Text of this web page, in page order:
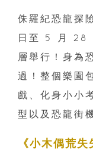
侏羅紀恐龍
日至 5 月 28
層舉行！身為
過！整個樂園
戲、化身小小
型以及恐龍街
《小木偶荒